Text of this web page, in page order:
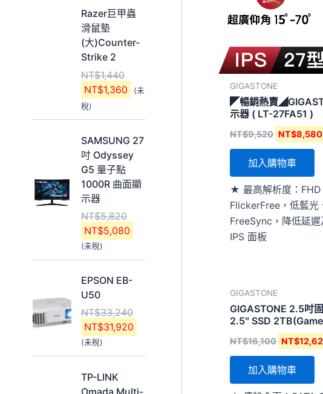
Razer巨甲蟲
滑鼠墊
(大)Counter-
Strike 2
NT$1,440
原
始
價
格
：
N
T
$
1
,
4
4
0
。
NT$1,360
目
前
格
N
T
1
3
0
(未
稅)
SAMSUNG 27
吋 Odyssey
G5 量子點
1000R 曲面顯
示器
NT$5,820
原
始
價
格
：
N
T
$
5
8
2
0
。
NT$5,080
目
格
：
T
0
0
。
(未稅)
EPSON EB-
U50
NT$33,240
原
始
價
格
：
N
$
3
NT$31,920
格
3
(未稅)
TP-LINK
Omada Multi-
原
始
前
GIGASTONE
◤暢銷熱賣
示器 ( LT-27FA51 )
NT$9,520 NT$8,580
加入購物車
★ 最高解析度：
FlickerFree，低藍
FreeSync，降低
IPS 面板
GIGASTONE
GIGASTONE 2.5吋
2.5″ SSD
NT$16,100
價
格：
NT$16,100
NT$
加入購物車